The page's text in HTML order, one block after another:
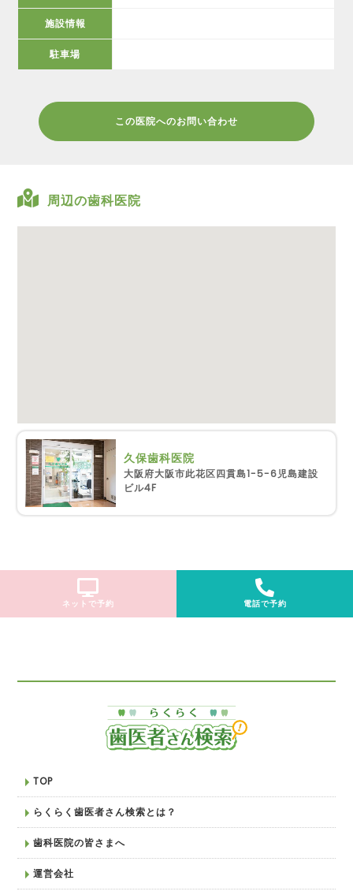
施設情報
駐車場
この医院へのお問い合わせ
周辺の歯科医院
久保歯科医院
大阪府大阪市此花区四貫島1-5-6児島建設
ビル4F
ネットで予約 電話で予約
TOP
らくらく歯医者さん検索とは？
歯科医院の皆さまへ
運営会社